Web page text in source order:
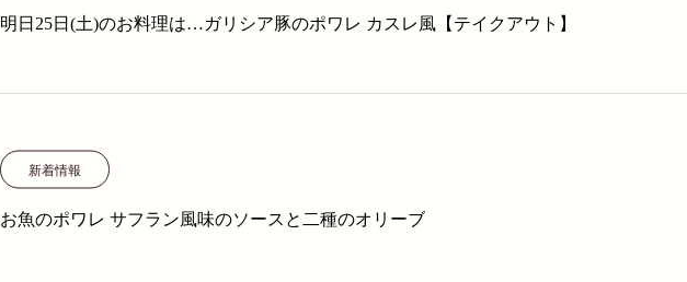
明日25日(土)のお料理は…ガリシア豚のポワレ カスレ風【テイクアウト】
新着情報
お魚のポワレ サフラン風味のソースと二種のオリーブ